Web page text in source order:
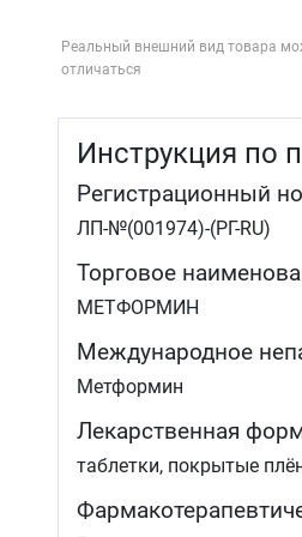
Реальный внешний вид товара
отличаться
Инструкция по
Регистрационный
ЛП-№(001974)-(РГ-RU)
Торговое
МЕТФОРМИН
Международное
Метформин
Лекарственная
таблетки, покрытые